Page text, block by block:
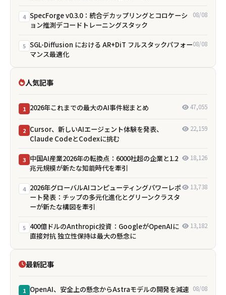
4 SpecForge v0.3.0：統合デカップリングとコロケーシ
ョン推測デコードトレーニングスタック
08/08
5 SGL-Diffusion における AR+DiT フルスタックパフォー
マンス最適化
08/08
人気記事
1 2026年これまでの最大のAI事件総まとめ 47,055
2 Cursor、新しいAIエージェント体験を発表、
Claude CodeとCodexに挑む
22,159
3 中国AI産業2026年の転換点：6000社超の企業と1.2
兆元規模が新たな知能時代を牽引
18,126
4 2026年グローバルAIコンピューティングパワーレポ
ート発表：チップの多元化進化とグリーンクラスタ
ーが新たな構図を牽引
13,738
5 400億ドルのAnthropic投資：GoogleがOpenAIに
直接対抗 独立性保持は最大の懸念に
13,182
最新記事
1 OpenAI、安全上の懸念からAstraモデルの開発を減速 08/08